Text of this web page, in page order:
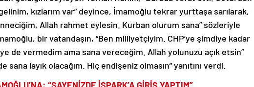
kızlarım var” deyince, İmamoğlu tekrar yurttaşa sarılarak,
Allah rahmet eylesin. Kurban olurum sana” sözleriyle
bir vatandaşın, “Ben milliyetçiyim. CHP’ye şimdiye kadar
de vermedim ama sana vereceğim. Allah yolunuzu açık etsin”
layık olacağım. Hiç endişeniz olmasın” yanıtını verdi.